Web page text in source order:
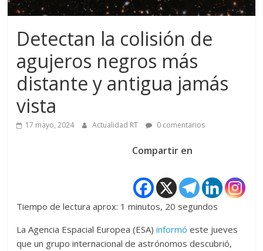
Detectan la colisión de
agujeros negros más
distante y antigua jamás
vista
17 mayo, 2024 Actualidad RT 0 comentarios
Compartir en
Tiempo de lectura aprox: 1 minutos, 20 segundos
La Agencia Espacial Europea (ESA)informó este jueves
que un grupo internacional de astrónomos descubrió,